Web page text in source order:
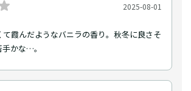
2025-08-01
て霞んだようなバニラの香り。秋冬に良さそ
かな…。